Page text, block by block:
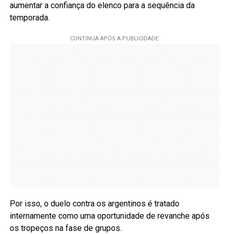
aumentar a confiança do elenco para a sequência da
temporada.
Por isso, o duelo contra os argentinos é tratado
internamente como uma oportunidade de revanche após
os tropeços na fase de grupos.